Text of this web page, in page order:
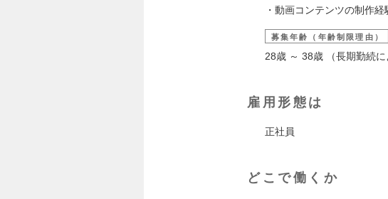
・動画コンテンツの制作経
募集年齢（年齢制限理由）
28歳 ～ 38歳 （長期勤続に
雇用形態は
正社員
どこで働くか